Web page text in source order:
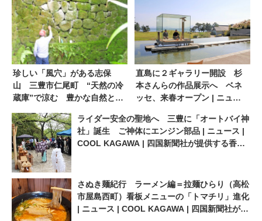
珍しい「風穴」がある志保
山 三豊市仁尾町 “天然の冷
蔵庫”で涼む 豊かな自然と圧
KAGAWA | 四国新聞社が提供
する香川の観光情報サイト
直島に２ギャラリー開設 杉
本さんらの作品展示へ ベネ
ッセ、来春オープン | ニュー
聞社が提供する香川の観光情
報サイト
ライダー安全の聖地へ 三豊に「オートバイ神
社」誕生 ご神体にエンジン部品 | ニュース |
COOL KAGAWA | 四国新聞社が提供する香川
さぬき麺紀行 ラーメン編＝拉麺ひらり（高松
市屋島西町）看板メニューの「トマチリ」進化
| ニュース | COOL KAGAWA | 四国新聞社が提